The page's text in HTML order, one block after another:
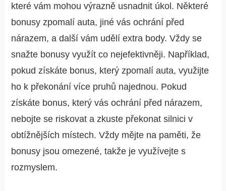
které vám mohou výrazně usnadnit úkol. Některé
bonusy zpomalí auta, jiné vás ochrání před
nárazem, a další vám udělí extra body. Vždy se
snažte bonusy využít co nejefektivněji. Například,
pokud získáte bonus, který zpomalí auta, využijte
ho k překonání více pruhů najednou. Pokud
získáte bonus, který vás ochrání před nárazem,
nebojte se riskovat a zkuste překonat silnici v
obtížnějších místech. Vždy mějte na paměti, že
bonusy jsou omezené, takže je využívejte s
rozmyslem.